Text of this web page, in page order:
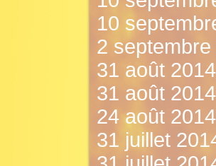
10
2
31 août
31 août
24 août
31 juillet